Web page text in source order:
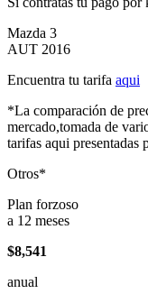
Mazda 3
AUT 2016
Encuentra tu tarifa aqui
*La comparación de
mercado,tomada de
tarifas aqui presentadas
Otros*
Plan forzoso
a 12 meses
$8,541
anual